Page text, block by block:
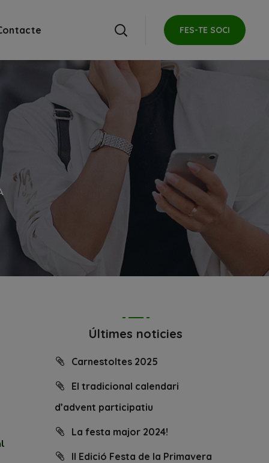
FES-TE SOCI
Últimes noticies
Carnestoltes 2025
El tradicional calendari
d’advent participatiu
La festa major 2024!
II Edició Festa de la Primavera